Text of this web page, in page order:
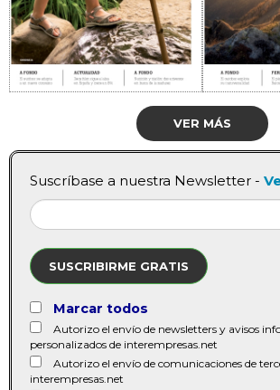
VER MÁS
Suscríbase a nuestra Newsletter -
SUSCRIBIRME GRATIS
Marcar todos
Autorizo el envío de newsletters y avisos
personalizados de interempresas.net
Autorizo el envío de comunicaciones de
interempresas.net